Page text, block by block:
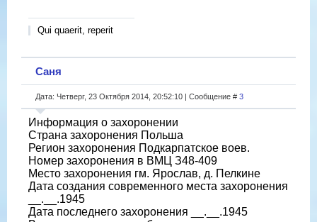
Qui quaerit, reperit
Саня
Дата: Четверг, 23 Октября 2014, 20:52:10 | Сообщение # 3
Информация о захоронении
Страна захоронения Польша
Регион захоронения Подкарпатское воев.
Номер захоронения в ВМЦ З48-409
Место захоронения гм. Ярослав, д. Пелкине
Дата создания современного места захоронения
__.__.1945
Дата последнего захоронения __.__.1945